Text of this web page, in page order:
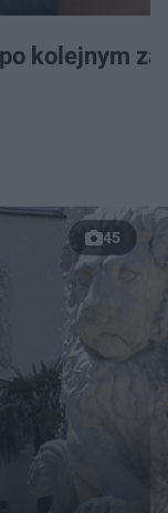
kolejnym
45